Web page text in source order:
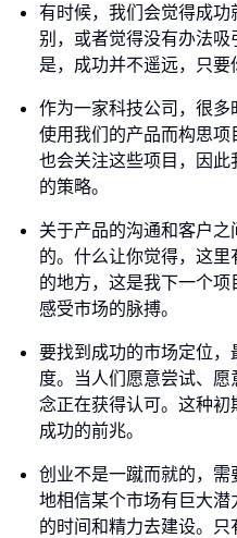
有时候，我们会觉得成
别，或者觉得没有办法
是，成功并不遥远，只要
作为一家科技公司，很
使用我们的产品而构思
也会关注这些项目，因此
的策略。
关于产品的沟通和客户
的。什么让你觉得，这
的地方，这是我下一个项
感受市场的脉搏。
要找到成功的市场定位
度。当人们愿意尝试、
念正在获得认可。这种
成功的前兆。
创业不是一蹴而就的，
地相信某个市场有巨大
的时间和精力去建设。